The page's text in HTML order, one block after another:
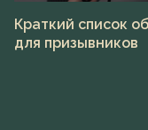
Краткий список
для призывников